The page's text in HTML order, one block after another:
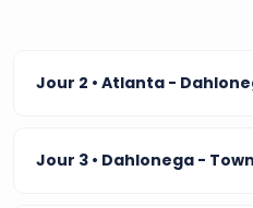
Jour 2 • Atlanta -
Jour 3 • Dahlonega -